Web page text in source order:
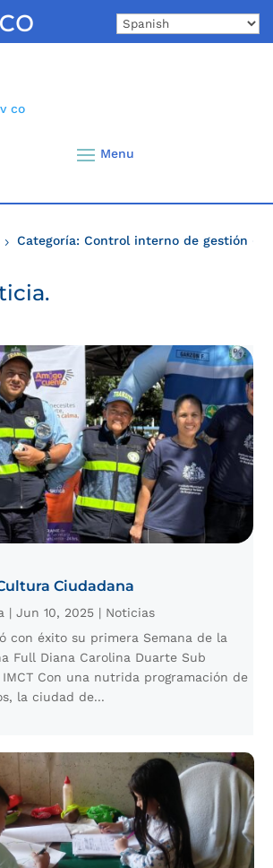
co
5 Categoría: Control interno de gestión
Ciudadana
|Jun 10, 2025 | Noticias
con éxito su primera Semana de la
Full Diana Carolina Duarte Sub
Con una nutrida programación de
la ciudad de...